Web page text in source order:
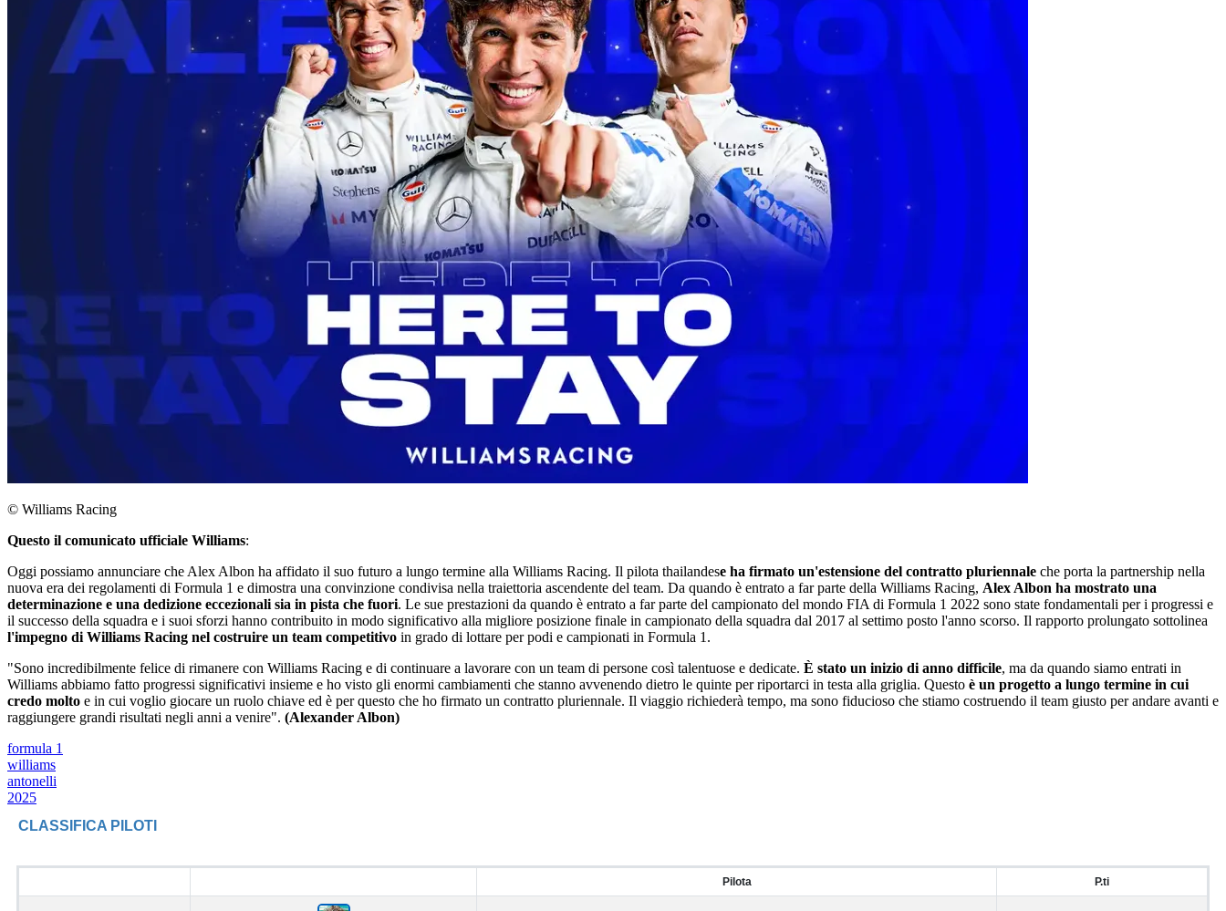
© Williams Racing
Questo il comunicato ufficiale Williams:
Oggi possiamo annunciare che Alex Albon ha affidato il suo futuro a lungo termine alla Williams Racing. Il pilota thailandese ha firmato un'estensione del contratto pluriennale che porta la partnership nella
nuova era dei regolamenti di Formula 1 e dimostra una convinzione condivisa nella traiettoria ascendente del team. Da quando è entrato a far parte della Williams Racing, Alex Albon ha mostrato una
determinazione e una dedizione eccezionali sia in pista che fuori. Le sue prestazioni da quando è entrato a far parte del campionato del mondo FIA di Formula 1 2022 sono state fondamentali per i progressi e
il successo della squadra e i suoi sforzi hanno contribuito in modo significativo alla migliore posizione finale in campionato della squadra dal 2017 al settimo posto l'anno scorso. Il rapporto prolungato sottolinea
l'impegno di Williams Racing nel costruire un team competitivo in grado di lottare per podi e campionati in Formula 1.
"Sono incredibilmente felice di rimanere con Williams Racing e di continuare a lavorare con un team di persone così talentuose e dedicate. È stato un inizio di anno difficile, ma da quando siamo entrati in
Williams abbiamo fatto progressi significativi insieme e ho visto gli enormi cambiamenti che stanno avvenendo dietro le quinte per riportarci in testa alla griglia. Questo è un progetto a lungo termine in cui
credo molto e in cui voglio giocare un ruolo chiave ed è per questo che ho firmato un contratto pluriennale. Il viaggio richiederà tempo, ma sono fiducioso che stiamo costruendo il team giusto per andare avanti e
raggiungere grandi risultati negli anni a venire". (Alexander Albon)
formula 1
williams
antonelli
2025